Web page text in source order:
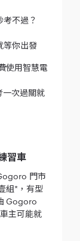
不過？
等你出發
使用智慧電
次過關就
習車
門市
組*，有型
Gogoro
主可能就